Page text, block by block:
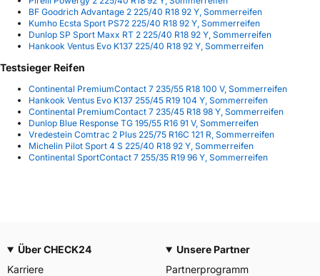
BF Goodrich Advantage 2 225/40 R18 92 Y, Sommerreifen
Kumho Ecsta Sport PS72 225/40 R18 92 Y, Sommerreifen
Dunlop SP Sport Maxx RT 2 225/40 R18 92 Y, Sommerreifen
Hankook Ventus Evo K137 225/40 R18 92 Y, Sommerreifen
Testsieger Reifen
Continental PremiumContact 7 235/55 R18 100 V, Sommerreifen
Hankook Ventus Evo K137 255/45 R19 104 Y, Sommerreifen
Continental PremiumContact 7 235/45 R18 98 Y, Sommerreifen
Dunlop Blue Response TG 195/55 R16 91 V, Sommerreifen
Vredestein Comtrac 2 Plus 225/75 R16C 121 R, Sommerreifen
Michelin Pilot Sport 4 S 225/40 R18 92 Y, Sommerreifen
Continental SportContact 7 255/35 R19 96 Y, Sommerreifen
Über CHECK24
Karriere
Unsere Partner
Partnerprogramm